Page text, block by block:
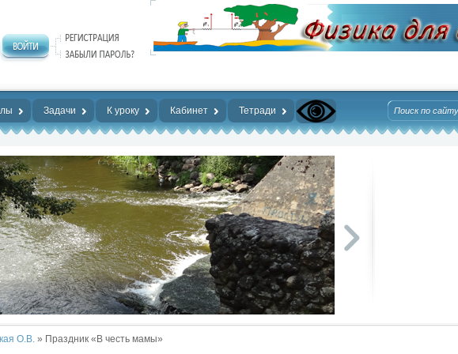
Задачи К уроку Кабинет Тетради
О.В. » Праздник «В честь мамы»